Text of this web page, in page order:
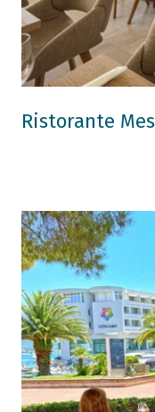
Ristorante